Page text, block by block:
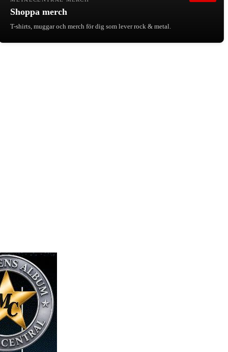
Shoppa merch
T-shirts, muggar och merch för dig som lever rock & metal.